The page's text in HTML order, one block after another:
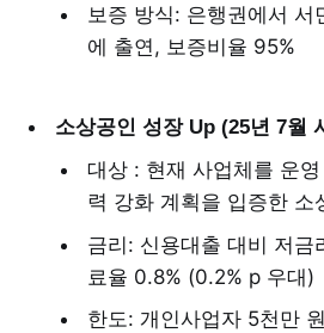
보증 방식: 은행권에서 서
에 출연, 보증비율 95%
소상공인 성장 Up (25년 7월
대상 : 현재 사업체를 운
력 강화 계획을 입증한 소
금리: 신용대출 대비 저금
료율 0.8% (0.2% p 우대)
한도: 개인사업자 5천만